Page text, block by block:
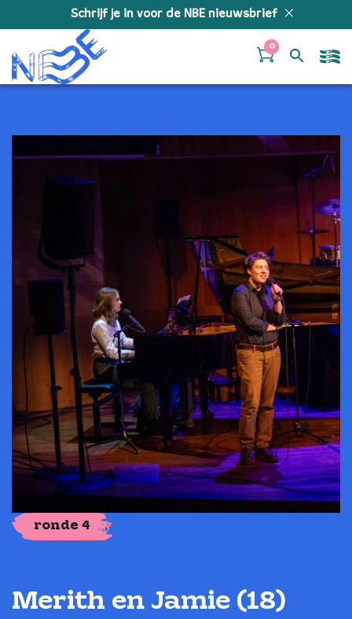
Schrijf je in voor de NBE nieuwsbrief
0
ronde 4
Merith en Jamie (18)